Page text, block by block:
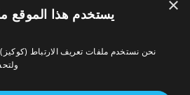
عرب ٤٨، لبنان، العراق، اليمن
من شتى المواضيع مثل: أخبار محلية،
إقتصاد، ثقافة، منوعات وغيرها تابع
مختلف المواقع الإخبارية: الجزيرة،
×
يستخدم هذا الموقع
نحن نستخدم ملفات تعريف الارتباط